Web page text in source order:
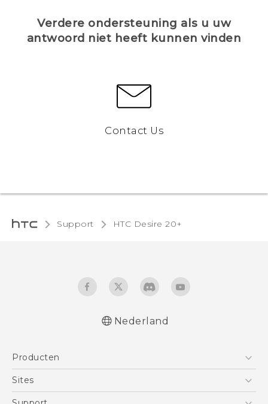
Verdere ondersteuning als u uw
antwoord niet heeft kunnen vinden
Contact Us
Support HTC Desire 20+‎
Nederlands - Gebruikershandleiding
wettelijke voorschriften
Nederland
Producten
Telefoons
Sites
HTC Vive